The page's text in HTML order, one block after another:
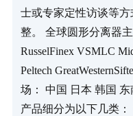
士或专家定性访谈等
整。 全球圆形分离器
RusselFinex VSMLC
Peltech
场： 中国 日本 韩国
产品细分为以下几类